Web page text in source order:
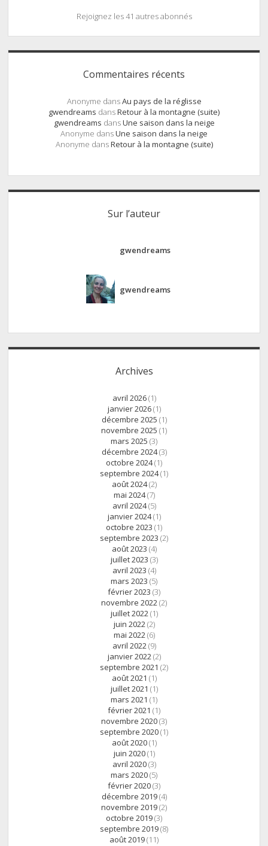
Rejoignez les 41 autres abonnés
Commentaires récents
Anonyme dansAu pays de la réglisse
gwendreams dansRetour à la montagne (suite)
gwendreams dansUne saison dans la neige
Anonyme dansUne saison dans la neige
Anonyme dansRetour à la montagne (suite)
Sur l’auteur
gwendreams
gwendreams
Archives
avril 2026(1)
janvier 2026(1)
décembre 2025 (1)
novembre 2025 (1)
mars 2025 (3)
décembre 2024(3)
octobre 2024(1)
septembre 2024(1)
août 2024(2)
mai 2024(7)
avril 2024(5)
janvier 2024(1)
octobre 2023 (1)
septembre 2023 (2)
août 2023 (4)
juillet 2023 (3)
avril 2023 (4)
mars 2023 (5)
février 2023 (3)
novembre 2022 (2)
juillet 2022 (1)
juin 2022 (2)
mai 2022 (6)
avril 2022 (9)
janvier 2022 (2)
septembre 2021 (2)
août 2021 (1)
juillet 2021 (1)
mars 2021 (1)
février 2021 (1)
novembre 2020(3)
septembre 2020(1)
août 2020(1)
juin 2020(1)
avril 2020(3)
mars 2020(5)
février 2020(3)
décembre 2019(4)
novembre 2019(2)
octobre 2019(3)
septembre 2019(8)
août 2019(11)